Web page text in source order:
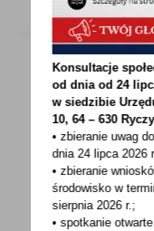
24 - 05 - 2023
Z lasu wzięte…
Lasy
i stają się
Piękno...
Konsultacje
od dnia od 24
w siedzibie
10, 64 – 630
• zbieranie uwag
dnia 24 lipca 2026
• zbieranie
środowisko w
sierpnia 2026 r.;
• spotkanie